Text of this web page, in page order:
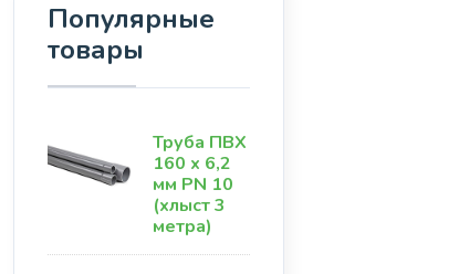
Популярные
товары
Труба ПВХ
160 х 6,2
мм PN 10
(хлыст 3
метра)